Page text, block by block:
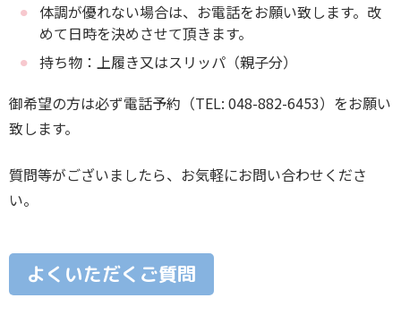
体調が優れない場合は、お電話をお願い致します。改
めて日時を決めさせて頂きます。
持ち物：上履き又はスリッパ（親子分）
御希望の方は必ず電話予約（TEL: 048-882-6453）をお願い
致します。
質問等がございましたら、お気軽にお問い合わせくださ
い。
よくいただくご質問